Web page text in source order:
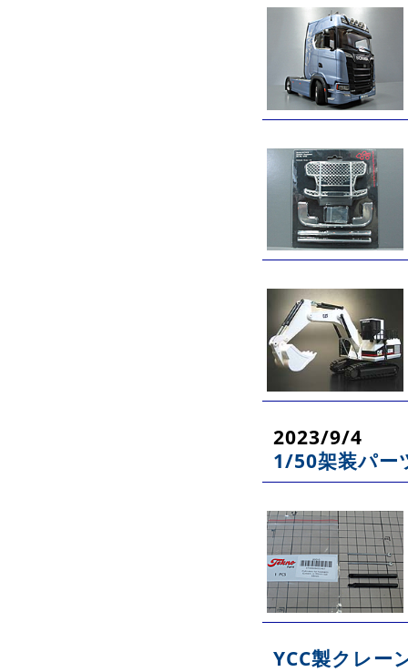
2023/9/4
1/50架装パー
YCC製クレー